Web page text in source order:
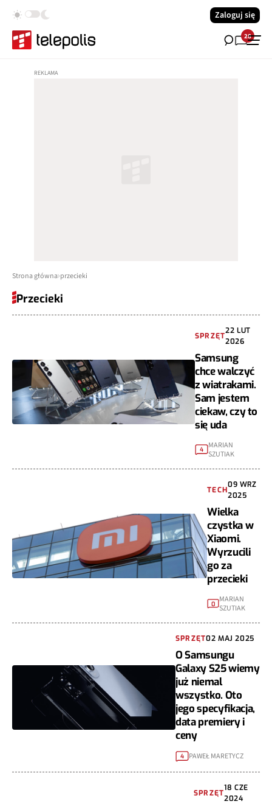
Zaloguj się
28
Strona główna przecieki
Przecieki
SPRZĘT
22 LUT
2026
Samsung
chce walczyć
z wiatrakami.
Sam jestem
ciekaw, czy to
się uda
4
MARIAN
SZUTIAK
TECH
09 WRZ
2025
Wielka
czystka w
Xiaomi.
Wyrzucili
go za
przecieki
0
MARIAN
SZUTIAK
SPRZĘT02 MAJ 2025
O Samsungu
Galaxy S25 wiemy
już niemal
wszystko. Oto
jego specyfikacja,
data premiery i
ceny
4 PAWEŁ MARETYCZ
SPRZĘT
18 CZE
2024